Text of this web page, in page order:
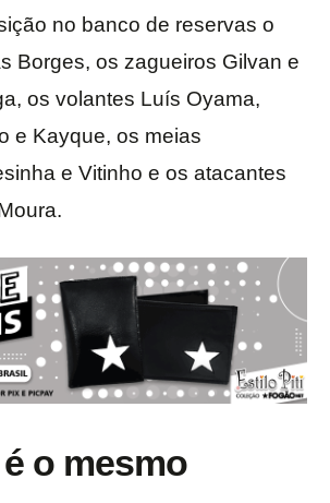
no banco de reservas o
Borges, os zagueiros Gilvan e
os volantes Luís Oyama,
e Kayque, os meias
e Vitinho e os atacantes
o mesmo